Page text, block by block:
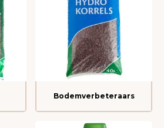
Bodemverbeteraars